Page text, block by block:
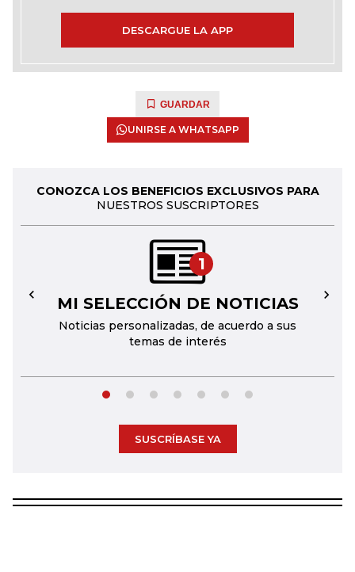
DESCARGUE LA APP
GUARDAR
UNIRSE A WHATSAPP
CONOZCA LOS BENEFICIOS EXCLUSIVOS PARA
NUESTROS SUSCRIPTORES
1
MI SELECCIÓN DE NOTICIAS
Noticias personalizadas, de acuerdo a sus
temas de interés
← →
SUSCRÍBASE YA